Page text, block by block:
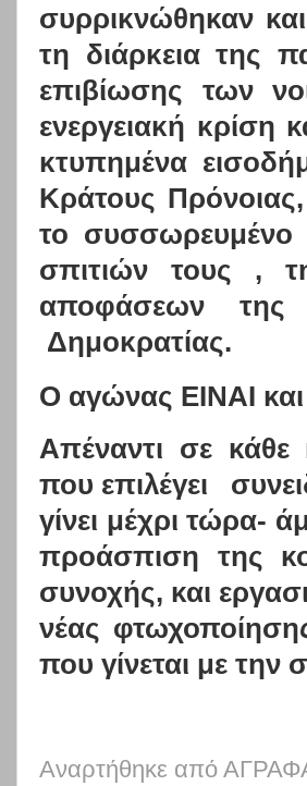
συρρικνώθηκαν
τη διάρκεια της
επιβίωσης των
ενεργειακή κρίση
κτυπημένα
Κράτους
το συσσωρευμένο
σπιτιών τους ,
αποφάσεων της
Δημοκρατίας.
O αγώνας ΕΙΝΑΙ
Απέναντι σε κάθε
που επιλέγει
γίνει μέχρι τώρα-
προάσπιση της
συνοχής, και
νέας
που γίνεται με την
Αναρτήθηκε από